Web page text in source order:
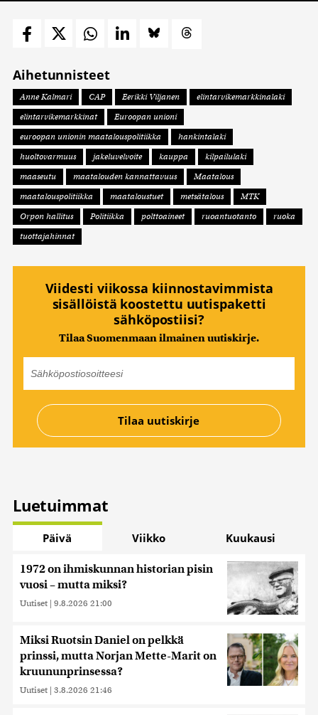
Aihetunnisteet
Anne Kalmari CAP Eerikki Viljanen
elintarvikemarkkinalaki
elintarvikemarkkinat
Euroopan unioni
euroopan unionin maatalouspolitiikka
hankintalaki
huoltovarmuus
jakeluvelvoite kauppa
kilpailulaki
maaseutu
maatalouden kannattavuus
Maatalous
maatalouspolitiikka
maataloustuet metsätalous
MTK
Orpon hallitus
Politiikka polttoaineet ruoantuotanto
ruoka
tuottajahinnat
Viidesti viikossa kiinnostavimmista
sisällöistä koostettu uutispaketti
sähköpostiisi?
Tilaa Suomenmaan ilmainen uutiskirje.
Luetuimmat
Päivä Viikko Kuukausi
1972 on ihmiskunnan historian pisin
vuosi – mutta miksi?
Uutiset | 9.8.2026 21:00
Miksi Ruotsin Daniel on pelkkä
prinssi, mutta Norjan Mette-Marit on
kruununprinsessa?
Uutiset | 3.8.2026 21:46